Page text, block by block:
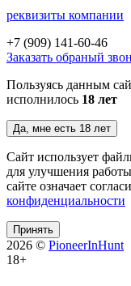
реквизиты компании
+7 (909) 141-60-46
Заказать обраный
Пользуясь данным
исполнилось 18 лет
Да, мне есть 18 лет
Сайт использует
для улучшения
сайте означает
конфиденциальности
Принять
2026 © PioneerInHunt
18+